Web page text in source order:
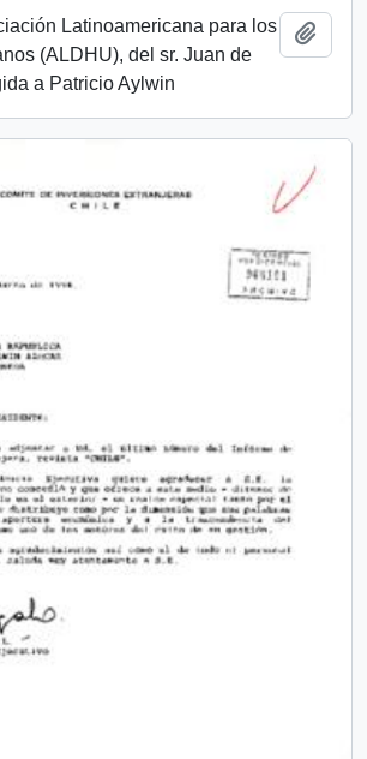
Latinoamericana para los
(ALDHU), del sr. Juan de
a Patricio Aylwin